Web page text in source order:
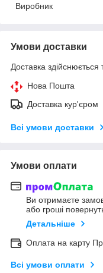
Виробник
Умови доставки
Доставка здійснюється
Нова Пошта
Доставка кур'єром
Всі умови доставки
Умови оплати
Ви отримаєте
або гроші
Детальніше
Оплата на карту
Всі умови оплати